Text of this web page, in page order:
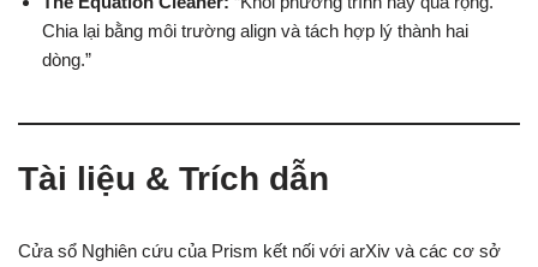
Chia lại bằng môi trường align và tách hợp lý thành hai
dòng.”
Tài liệu & Trích dẫn
Cửa sổ Nghiên cứu của Prism kết nối với arXiv và các cơ sở